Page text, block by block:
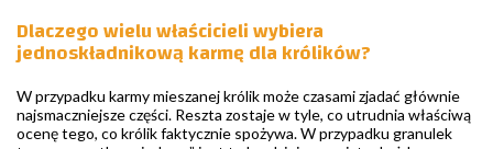
Dlaczego wielu właścicieli wybiera
jednoskładnikową karmę dla królików?
W przypadku karmy mieszanej królik może czasami zjadać głównie
najsmaczniejsze części. Reszta zostaje w tyle, co utrudnia właściwą
ocenę tego, co królik faktycznie spożywa. W przypadku granulek